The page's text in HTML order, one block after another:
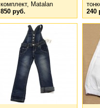
комплект, Matalan
850 руб.
240